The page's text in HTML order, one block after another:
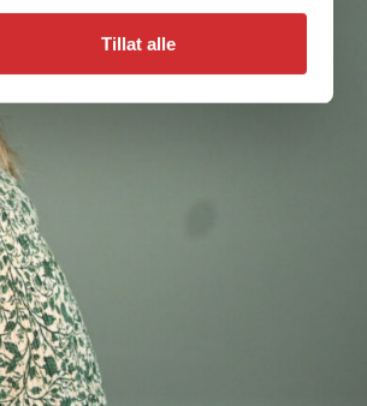
Tillat alle